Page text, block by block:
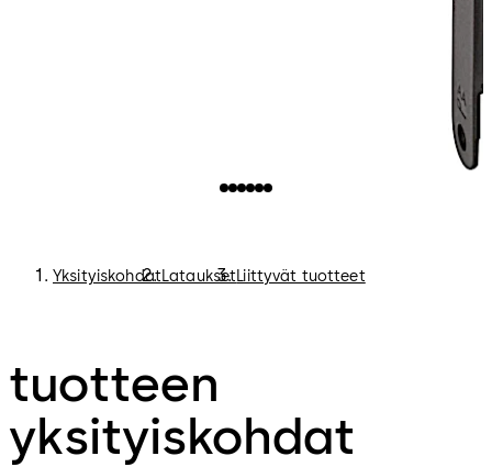
YksityiskohdatLatauksetLiittyvät tuotteet
tuotteen
yksityiskohdat